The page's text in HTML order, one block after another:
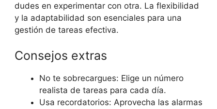
dudes en experimentar con otra. La flexibilidad
y la adaptabilidad son esenciales para una
gestión de tareas efectiva.
Consejos extras
No te sobrecargues: Elige un número
realista de tareas para cada día.
Usa recordatorios: Aprovecha las alarmas